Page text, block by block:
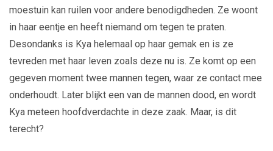
moestuin kan ruilen voor andere benodigdheden. Ze woont
in haar eentje en heeft niemand om tegen te praten.
Desondanks is Kya helemaal op haar gemak en is ze
tevreden met haar leven zoals deze nu is. Ze komt op een
gegeven moment twee mannen tegen, waar ze contact mee
onderhoudt. Later blijkt een van de mannen dood, en wordt
Kya meteen hoofdverdachte in deze zaak. Maar, is dit
terecht?